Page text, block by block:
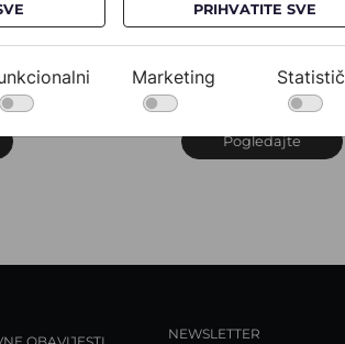
Kravata CROATA
AuHRum
010102-000020
532,00 €
Pogledajte
NEWSLETTER
PRIHVATITE SVE
Marketing